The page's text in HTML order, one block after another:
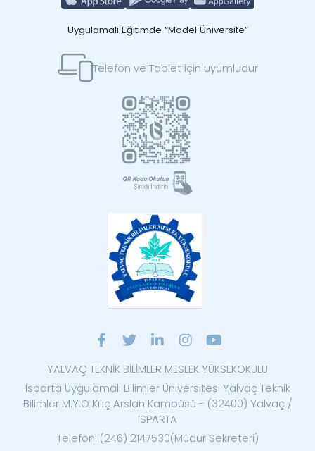
Uygulamalı Eğitimde “Model Üniversite”
Telefon ve Tablet için uyumludur
YALVAÇ TEKNİK BİLİMLER MESLEK YÜKSEKOKULU
Isparta Uygulamalı Bilimler Üniversitesi Yalvaç Teknik
Bilimler M.Y.O Kılıç Arslan Kampüsü - (32400) Yalvaç /
ISPARTA
Telefon: (246) 2147530(Müdür Sekreteri)